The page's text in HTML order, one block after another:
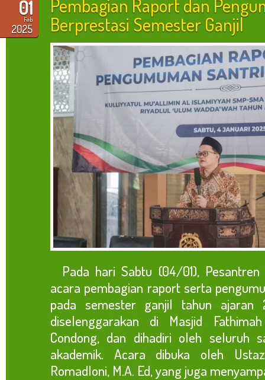
01
Feb
2025
Pembagian Raport dan
Berprestasi Semester Ganjil
Pada hari Sabtu (04/01), Pesantren
acara pembagian raport serta
pada semester ganjil tahun ajaran
diselenggarakan di Masjid
Condong, dan dihadiri oleh seluruh
akademik. Acara dibuka oleh
Romadloni, M.A. Ed, yang juga